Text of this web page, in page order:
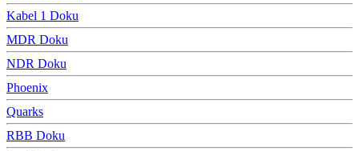
Kabel 1 Doku
MDR Doku
NDR Doku
Phoenix
Quarks
RBB Doku